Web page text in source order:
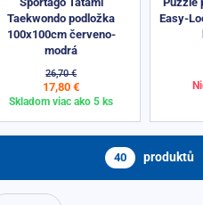
Taekwondo podložka
100x100cm červeno-
modrá
26,70 €
17,80 €
Skladom viac ako 5 ks
Easy-
40 produktů